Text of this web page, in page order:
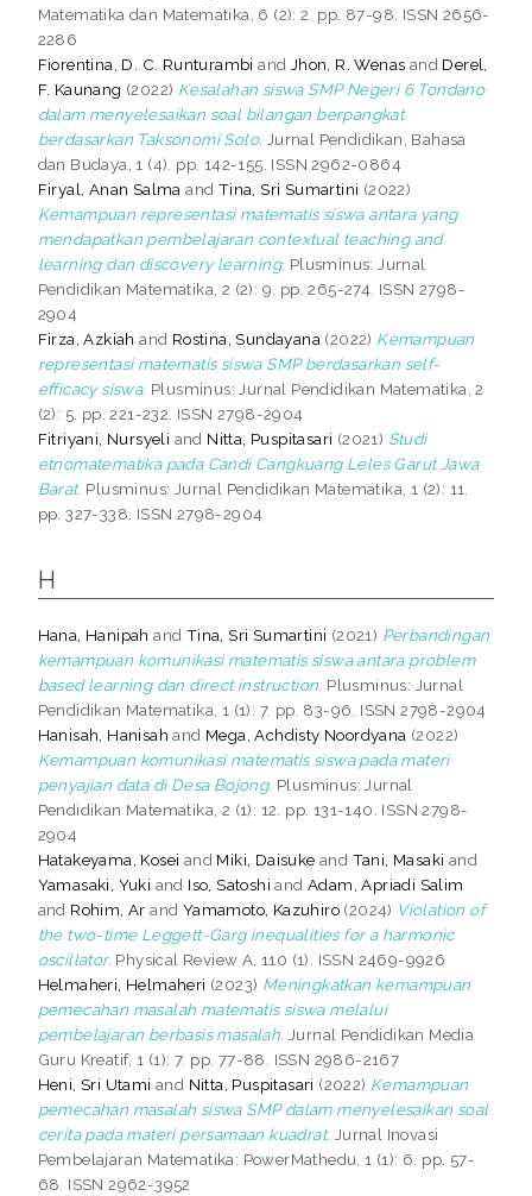
Matematika dan Matematika, 6 (2): 2. pp. 87-98. ISSN 2656-
2286
Fiorentina, D. C. Runturambi and Jhon, R. Wenas and Derel,
F. Kaunang (2022) Kesalahan siswa SMP Negeri 6 Tondano
dalam menyelesaikan soal bilangan berpangkat
berdasarkan Taksonomi Solo. Jurnal Pendidikan, Bahasa
dan Budaya, 1 (4). pp. 142-155. ISSN 2962-0864
Firyal, Anan Salma and Tina, Sri Sumartini (2022)
Kemampuan representasi matematis siswa antara yang
mendapatkan pembelajaran contextual teaching and
learning dan discovery learning. Plusminus: Jurnal
Pendidikan Matematika, 2 (2): 9. pp. 265-274. ISSN 2798-
2904
Firza, Azkiah and Rostina, Sundayana (2022) Kemampuan
representasi matematis siswa SMP berdasarkan self-
efficacy siswa. Plusminus: Jurnal Pendidikan Matematika, 2
(2): 5. pp. 221-232. ISSN 2798-2904
Fitriyani, Nursyeli and Nitta, Puspitasari (2021) Studi
etnomatematika pada Candi Cangkuang Leles Garut Jawa
Barat. Plusminus: Jurnal Pendidikan Matematika, 1 (2): 11.
pp. 327-338. ISSN 2798-2904
H
Hana, Hanipah and Tina, Sri Sumartini (2021) Perbandingan
kemampuan komunikasi matematis siswa antara problem
based learning dan direct instruction. Plusminus: Jurnal
Pendidikan Matematika, 1 (1): 7. pp. 83-96. ISSN 2798-2904
Hanisah, Hanisah and Mega, Achdisty Noordyana (2022)
Kemampuan komunikasi matematis siswa pada materi
penyajian data di Desa Bojong. Plusminus: Jurnal
Pendidikan Matematika, 2 (1): 12. pp. 131-140. ISSN 2798-
2904
Hatakeyama, Kosei and Miki, Daisuke and Tani, Masaki and
Yamasaki, Yuki and Iso, Satoshi andAdam, Apriadi Salim
and Rohim, Ar and Yamamoto, Kazuhiro (2024) Violation of
the two-time Leggett-Garg inequalities for a harmonic
oscillator. Physical Review A, 110 (1). ISSN 2469-9926
Helmaheri, Helmaheri (2023) Meningkatkan kemampuan
pemecahan masalah matematis siswa melalui
pembelajaran berbasis masalah. Jurnal Pendidikan Media
Guru Kreatif, 1 (1): 7. pp. 77-88. ISSN 2986-2167
Heni, Sri Utami and Nitta, Puspitasari (2022) Kemampuan
pemecahan masalah siswa SMP dalam menyelesaikan soal
cerita pada materi persamaan kuadrat. Jurnal Inovasi
Pembelajaran Matematika: PowerMathedu, 1 (1): 6. pp. 57-
68. ISSN 2962-3952